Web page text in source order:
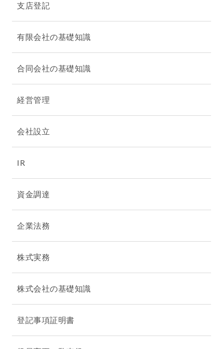
支店登記
有限会社の基礎知識
合同会社の基礎知識
経営管理
会社設立
IR
資金調達
企業法務
株式実務
株式会社の基礎知識
登記事項証明書